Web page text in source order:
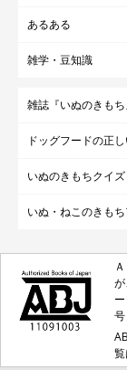
あるある
雑学・豆知識
雑誌『いぬのきもち
ドッグフードの正
いぬのきもちクイズ
いぬ・ねこのきもち
号